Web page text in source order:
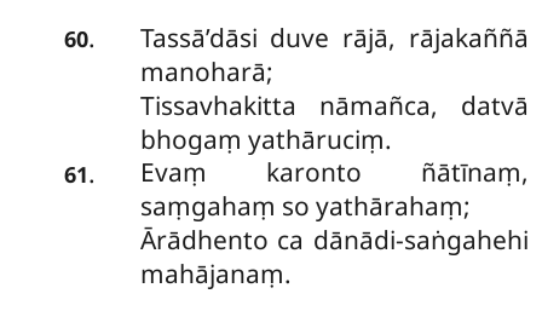
60.
Tassā’dāsi duve rājā, rājakaññā
manoharā;
Tissavhakitta nāmañca, datvā
bhogaṃ yathāruciṃ.
61.
Evaṃ karonto ñātīnaṃ,
saṃgahaṃ so yathārahaṃ;
Ārādhento ca dānādi-saṅgahehi
mahājanaṃ.